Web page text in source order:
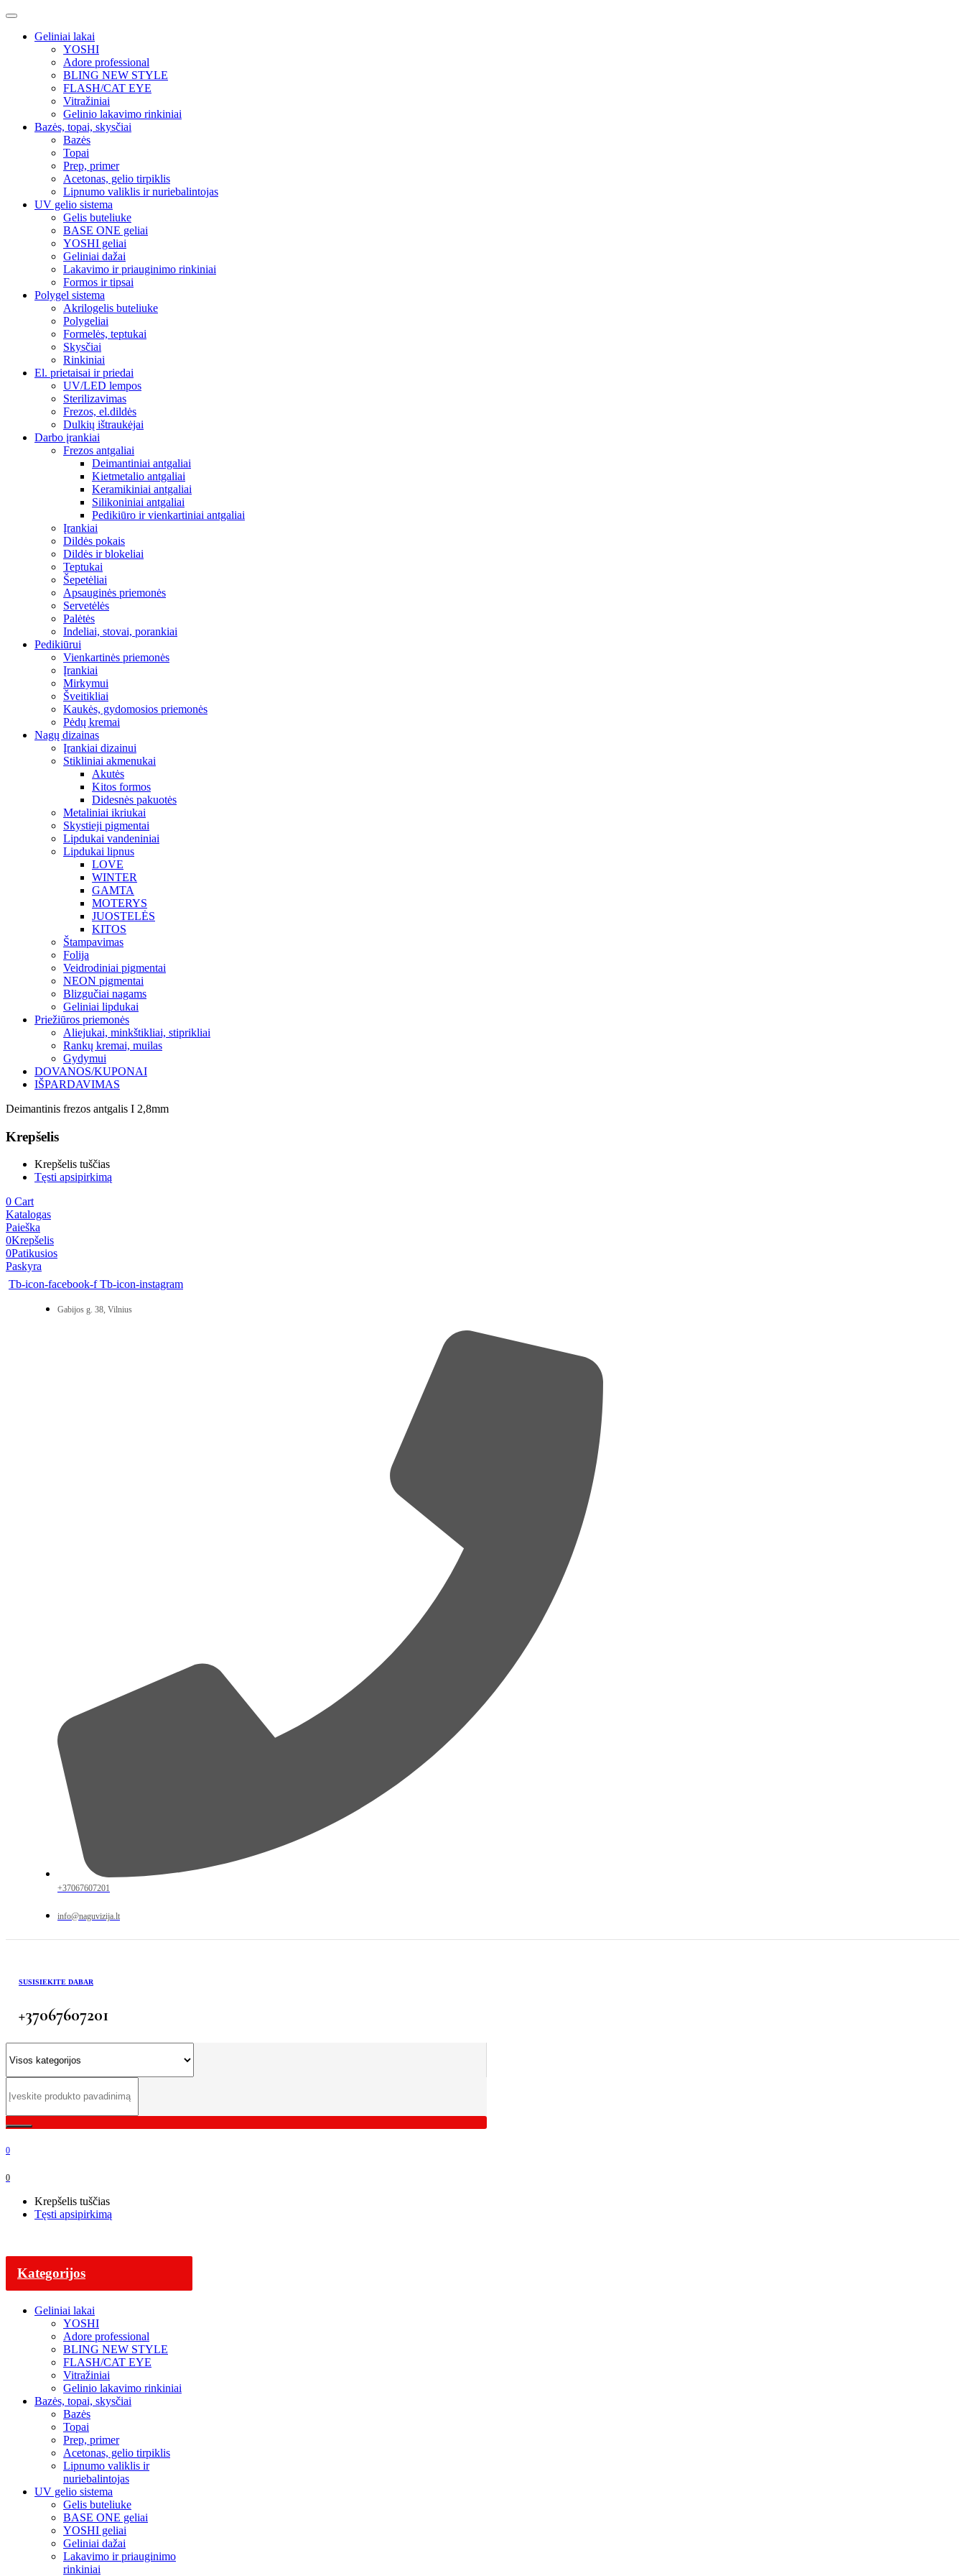
Geliniai lakai
YOSHI
Adore professional
BLING NEW STYLE
FLASH/CAT EYE
Vitražiniai
Gelinio lakavimo rinkiniai
Bazės, topai, skysčiai
Bazės
Topai
Prep, primer
Acetonas, gelio tirpiklis
Lipnumo valiklis ir nuriebalintojas
UV gelio sistema
Gelis buteliuke
BASE ONE geliai
YOSHI geliai
Geliniai dažai
Lakavimo ir priauginimo rinkiniai
Formos ir tipsai
Polygel sistema
Akrilogelis buteliuke
Polygeliai
Formelės, teptukai
Skysčiai
Rinkiniai
El. prietaisai ir priedai
UV/LED lempos
Sterilizavimas
Frezos, el.dildės
Dulkių ištraukėjai
Darbo įrankiai
Frezos antgaliai
Deimantiniai antgaliai
Kietmetalio antgaliai
Keramikiniai antgaliai
Silikoniniai antgaliai
Pedikiūro ir vienkartiniai antgaliai
Įrankiai
Dildės pokais
Dildės ir blokeliai
Teptukai
Šepetėliai
Apsauginės priemonės
Servetėlės
Palėtės
Indeliai, stovai, porankiai
Pedikiūrui
Vienkartinės priemonės
Įrankiai
Mirkymui
Šveitikliai
Kaukės, gydomosios priemonės
Pėdų kremai
Nagų dizainas
Įrankiai dizainui
Stikliniai akmenukai
Akutės
Kitos formos
Didesnės pakuotės
Metaliniai ikriukai
Skystieji pigmentai
Lipdukai vandeniniai
Lipdukai lipnus
LOVE
WINTER
GAMTA
MOTERYS
JUOSTELĖS
KITOS
Štampavimas
Folija
Veidrodiniai pigmentai
NEON pigmentai
Blizgučiai nagams
Geliniai lipdukai
Priežiūros priemonės
Aliejukai, minkštikliai, stiprikliai
Rankų kremai, muilas
Gydymui
DOVANOS/KUPONAI
IŠPARDAVIMAS
Deimantinis frezos antgalis I 2,8mm
Krepšelis
Krepšelis tuščias
Tęsti apsipirkimą
0 Cart
Katalogas
Paieška
0Krepšelis
0Patikusios
Paskyra
Tb-icon-facebook-f Tb-icon-instagram
Gabijos g. 38, Vilnius
+37067607201
info@naguvizija.lt
SUSISIEKITE DABAR
+37067607201
0
0
Krepšelis tuščias
Tęsti apsipirkimą
Kategorijos
Geliniai lakai
YOSHI
Adore professional
BLING NEW STYLE
FLASH/CAT EYE
Vitražiniai
Gelinio lakavimo rinkiniai
Bazės, topai, skysčiai
Bazės
Topai
Prep, primer
Acetonas, gelio tirpiklis
Lipnumo valiklis ir
nuriebalintojas
UV gelio sistema
Gelis buteliuke
BASE ONE geliai
YOSHI geliai
Geliniai dažai
Lakavimo ir priauginimo
rinkiniai